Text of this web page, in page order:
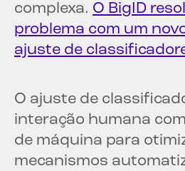
complexa. O BigID
problema com um
ajuste de
O ajuste de
interação humana
de máquina para
mecanismos